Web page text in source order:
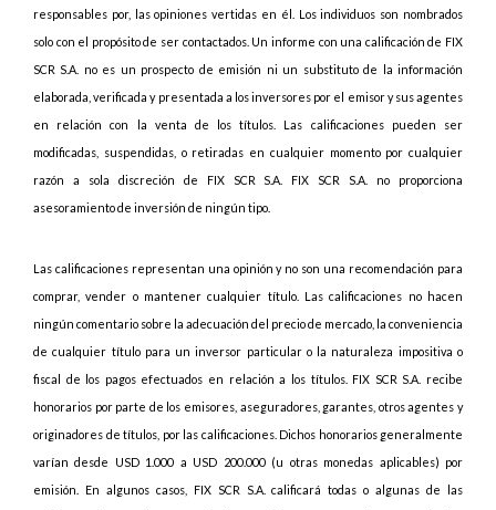
responsables por, las opiniones vertidas en él. Los individuos son nombrados
solo con el propósito de ser contactados. Un informe con una calificación de FIX
SCR S.A. no es un prospecto de emisión ni un substituto de la información
elaborada, verificada y presentada a los inversores por el emisor y sus agentes
en relación con la venta de los títulos. Las calificaciones pueden ser
modificadas, suspendidas, o retiradas en cualquier momento por cualquier
razón a sola discreción de FIX SCR S.A. FIX SCR S.A. no proporciona
asesoramiento de inversión de ningún tipo.
Las calificaciones representan una opinión y no son una recomendación para
comprar, vender o mantener cualquier título. Las calificaciones no hacen
ningún comentario sobre la adecuación del precio de mercado, la conveniencia
de cualquier título para un inversor particular o la naturaleza impositiva o
fiscal de los pagos efectuados en relación a los títulos. FIX SCR S.A. recibe
honorarios por parte de los emisores, aseguradores, garantes, otros agentes y
originadores de títulos, por las calificaciones. Dichos honorarios generalmente
varían desde USD 1.000 a USD 200.000 (u otras monedas aplicables) por
emisión. En algunos casos, FIX SCR S.A. calificará todas o algunas de las